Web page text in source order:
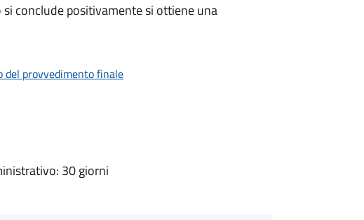
conclude positivamente si ottiene una
del provvedimento finale
30 giorni